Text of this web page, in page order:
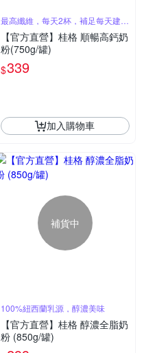
最高纖維，每天2杯，補足每天建議
攝取量
【官方直營】桂格 順暢高鈣奶
粉(750g/罐)
$339
加入購物車
補貨中
100%紐西蘭乳源，醇濃美味
【官方直營】桂格 醇濃全脂奶
粉 (850g/罐)